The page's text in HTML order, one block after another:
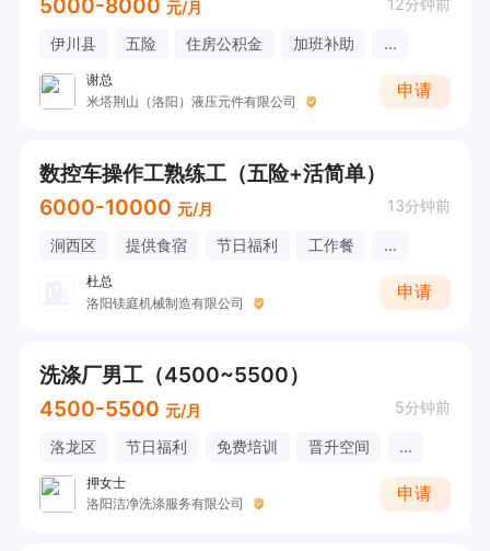
5000-8000 元/月 12分钟前
伊川县 五险 住房公积金 加班补助 ...
谢总
米塔荆山（洛阳）液压元件有限公司
申请
数控车操作工熟练工（五险+活简单）
6000-10000 元/月 13分钟前
涧西区 提供食宿 节日福利 工作餐 ...
杜总
洛阳镁庭机械制造有限公司
申请
洗涤厂男工（4500~5500）
4500-5500 元/月 5分钟前
洛龙区 节日福利 免费培训 晋升空间 ...
押女士
洛阳洁净洗涤服务有限公司
申请